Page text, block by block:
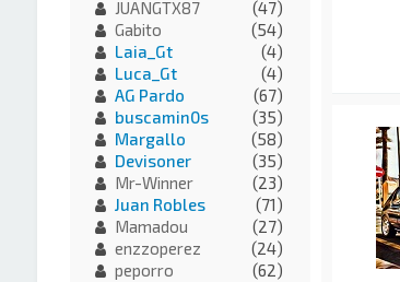
JUANGTX87
(47)
Gabito
(54)
Laia_Gt
(4)
Luca_Gt
(4)
AG Pardo
(67)
buscamin0s
(35)
Margallo
(58)
Devisoner
(35)
Mr-Winner
(23)
Juan Robles
(71)
Mamadou
(27)
enzzoperez
(24)
peporro
(62)